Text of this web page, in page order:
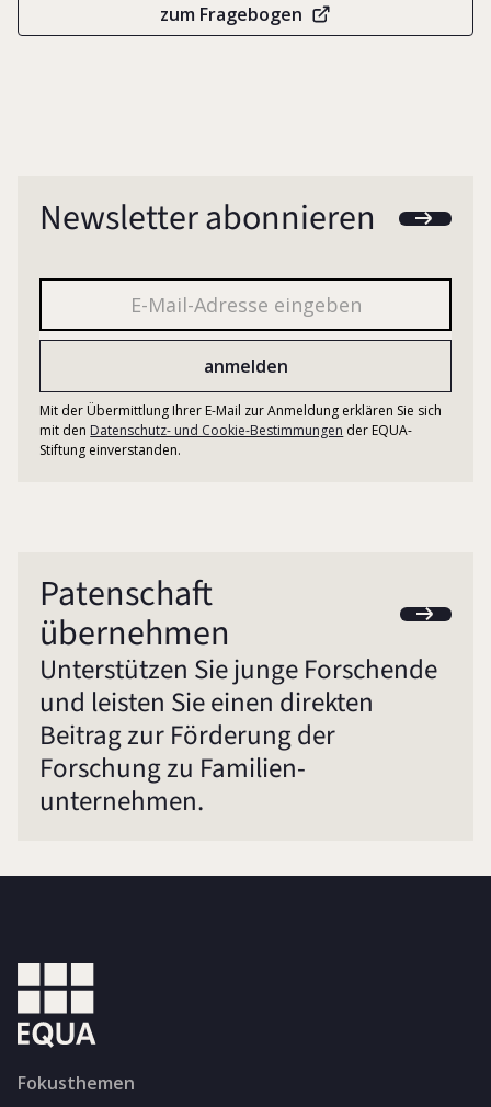
zum Fragebogen
Newsletter abonnieren
Mit der Übermittlung Ihrer E-Mail zur Anmeldung erklären Sie sich
mit den Datenschutz- und Cookie-Bestimmungen der EQUA-
Stiftung einverstanden.
Patenschaft
übernehmen
Unterstützen Sie junge Forschende
und leisten Sie einen direkten
Beitrag zur Förderung der
Forschung zu Familien-
unternehmen.
Fokusthemen